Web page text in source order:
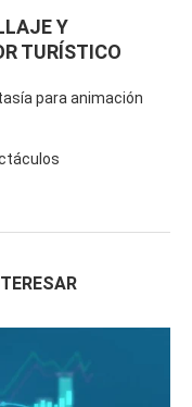
Y
TURÍSTICO
para animación